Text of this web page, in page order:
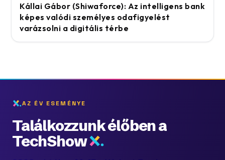
Kállai Gábor (Shiwaforce): Az intelligens bank
képes valódi személyes odafigyelést
varázsolni a digitális térbe
AZ ÉV ESEMÉNYE
Találkozzunk élőben a
TechShow